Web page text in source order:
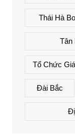
Thái Hà
Tân
Tổ Chức
Đài Bắc